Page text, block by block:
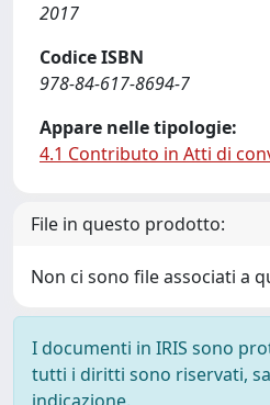
2017
Codice ISBN
978-84-617-8694-7
Appare nelle tipologie:
4.1 Contributo in Atti di
File in questo prodotto:
Non ci sono file associati a
I documenti in IRIS sono
tutti i diritti sono riservati,